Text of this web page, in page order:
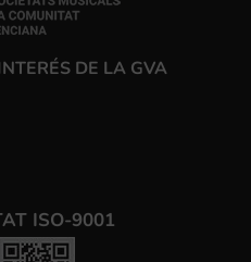
DE LA GVA
ISO-9001